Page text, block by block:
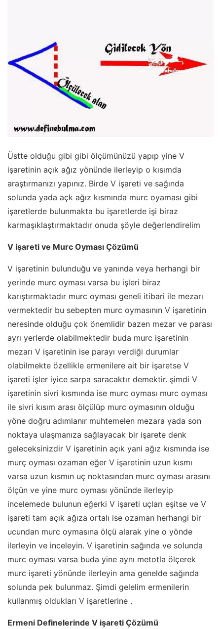
Üstte olduğu gibi gibi ölçümünüzü yapıp yine V
işaretinin açık ağız yönünde ilerleyip o kısımda
araştırmanızı yapınız. Birde V işareti ve sağında
solunda yada açk ağız kısmında murc oyaması gibi
işaretlerde bulunmakta bu işaretlerde işi biraz
karmaşıklaştırmaktadır onuda şöyle değerlendirelim
V işareti ve Murc Oyması Çözümü
V işaretinin bulunduğu ve yanında veya herhangi bir
yerinde murc oyması varsa bu işleri biraz
karıştırmaktadır murc oyması geneli itibari ile mezarı
vermektedir bu sebepten murc oymasının V işaretinin
neresinde olduğu çok önemlidir bazen mezar ve parası
ayrı yerlerde olabilmektedir buda murc işaretinin
mezarı V işaretinin ise parayı verdiği durumlar
olabilmekte özellikle ermenilere ait bir işaretse V
işareti işler iyice sarpa saracaktır demektir. şimdi V
işaretinin sivri kısmında ise murc oyması murc oyması
ile sivri kısım arası ölçülüp murc oymasının olduğu
yöne doğru adımlanır muhtemelen mezara yada son
noktaya ulaşmanıza sağlayacak bir işarete denk
geleceksinizdir V işaretinin açık yani ağız kısmında ise
murç oyması ozaman eğer V işaretinin uzun kısmı
varsa uzun kısmın uç noktasından murc oyması arasını
ölçün ve yine murc oyması yönünde ilerleyip
incelemede bulunun eğerki V işareti uçları eşitse ve V
işareti tam açık ağıza ortalı ise ozaman herhangi bir
ucundan murc oymasına ölçü alarak yine o yönde
ilerleyin ve inceleyin. V işaretinin sağında ve solunda
murc oyması varsa buda yine aynı metotla ölçerek
murc işareti yönünde ilerleyin ama genelde sağında
solunda pek bulunmaz. Şimdi gelelim ermenilerin
kullanmış oldukları V işaretlerine .
Ermeni Definelerinde V işareti Çözümü